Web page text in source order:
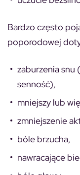
Bardzo często
poporodowej
zaburzenia snu
senność),
mniejszy lub
zmniejszenie
bóle brzucha,
nawracające